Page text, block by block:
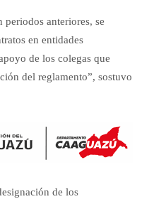
periodos anteriores, se
en entidades
de los colegas que
del reglamento”, sostuvo
de los